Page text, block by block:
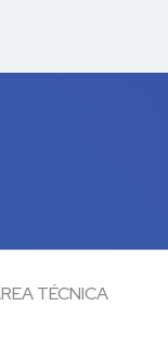
TÉCNICA